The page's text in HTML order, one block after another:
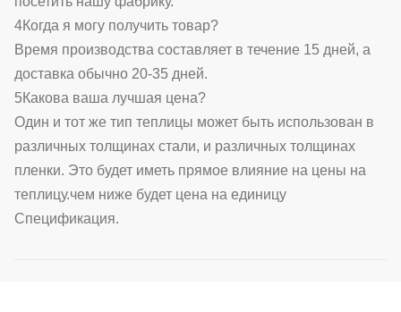
4Когда я могу получить товар?
Время производства составляет в течение 15 дней, а
доставка обычно 20-35 дней.
5Какова ваша лучшая цена?
Один и тот же тип теплицы может быть использован в
различных толщинах стали, и различных толщинах
пленки. Это будет иметь прямое влияние на цены на
теплицу.чем ниже будет цена на единицу
Спецификация.